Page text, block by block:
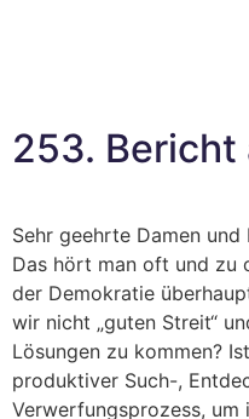
253. Bericht
Sehr geehrte Damen
Das hört man oft und zu
der Demokratie
wir nicht „guten Streit“
Lösungen zu kommen?
produktiver Such-,
Verwerfungsprozess, um